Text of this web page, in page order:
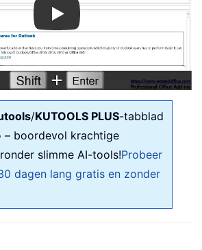
Play
/KUTOOLS PLUS-tabblad
– boordevol krachtige
slimme AI-tools!Probeer
dagen lang gratis en zonder